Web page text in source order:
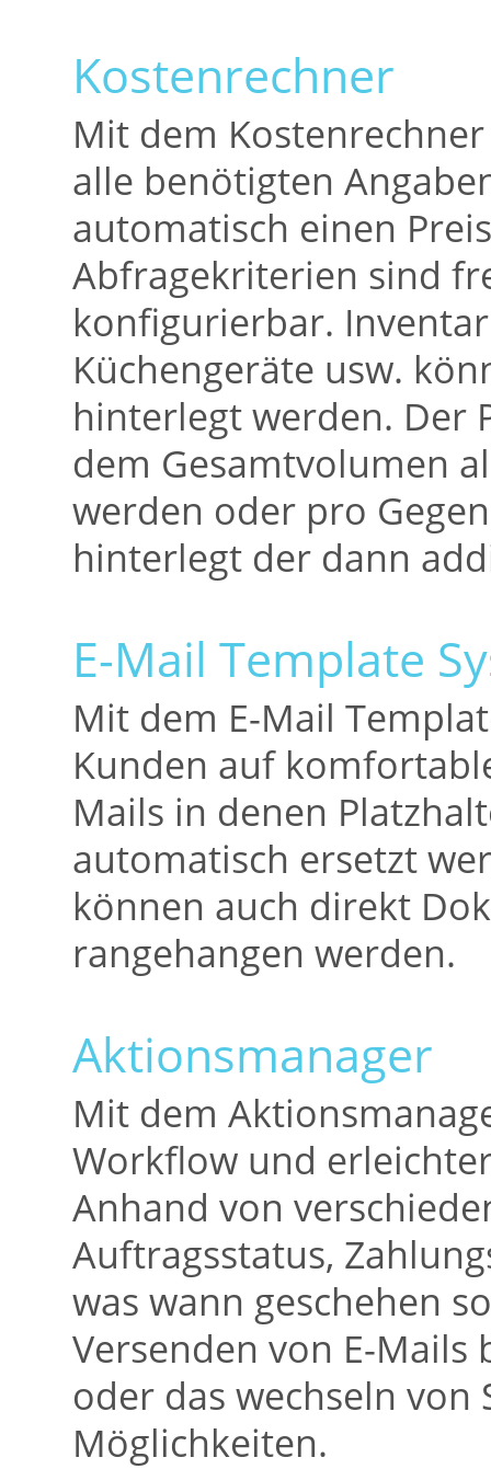
Kostenrechner
Mit dem
alle benötigten
automatisch einen
Abfragekriterien sind
konfigurierbar.
Küchengeräte usw.
hinterlegt werden. Der
dem Gesamtvolumen
werden oder pro
hinterlegt der dann
E-Mail Template
Mit dem E-Mail
Kunden auf
Mails in denen
automatisch ersetzt
können auch direkt
rangehangen werden.
Aktionsmanager
Mit dem
Workflow und
Anhand von
Auftragsstatus,
was wann geschehen
Versenden von E-
oder das wechseln
Möglichkeiten.